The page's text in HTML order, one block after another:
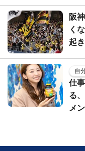
阪
く
起
自
仕
る
メ